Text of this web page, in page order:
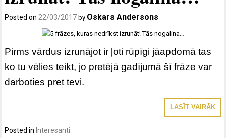
Posted on 22/03/2017 by Oskars Andersons
Pirms vārdus izrunājot ir ļoti rūpīgi jāapdomā tas
ko tu vēlies teikt, jo pretējā gadījumā šī frāze var
darboties pret tevi.
LASĪT VAIRĀK
Posted in Interesanti